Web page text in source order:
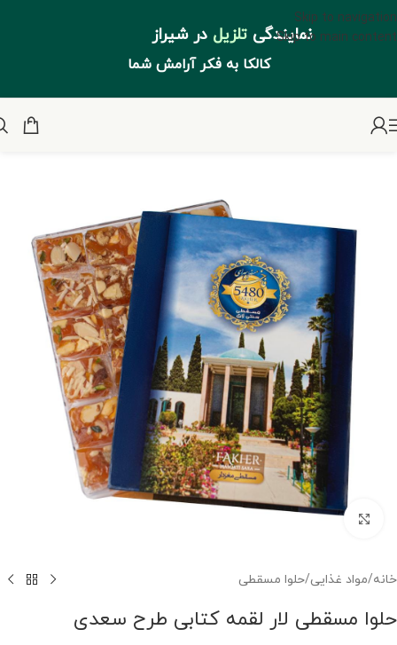
Skip to navigation
Skip to main content
نمایندگی تلزیل در شیراز
کالکا به فکر آرامش شما
برای بزرگنمایی کلیک کنید
خانه/مواد غذایی/حلوا مسقطی
حلوا مسقطی لار لقمه کتابی طرح سعدی